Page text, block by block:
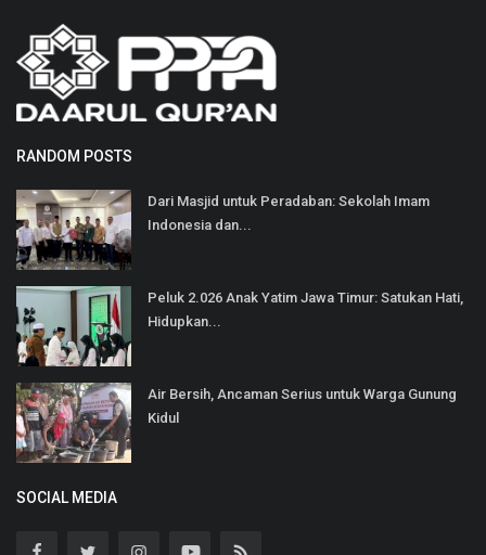
RANDOM POSTS
Dari Masjid untuk Peradaban: Sekolah Imam
Indonesia dan...
Peluk 2.026 Anak Yatim Jawa Timur: Satukan Hati,
Hidupkan...
Air Bersih, Ancaman Serius untuk Warga Gunung
Kidul
SOCIAL MEDIA